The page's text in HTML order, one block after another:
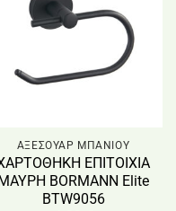
ΑΞΕΣΟΥΑΡ ΜΠΑΝΙΟΥ
ΕΠΙΤΟΙΧΙΑ
BORMANN Elite
BTW9056